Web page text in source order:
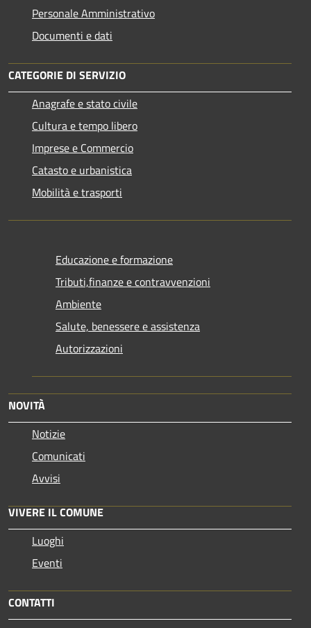
Personale Amministrativo
Documenti e dati
CATEGORIE DI SERVIZIO
Anagrafe e stato civile
Cultura e tempo libero
Imprese e Commercio
Catasto e urbanistica
Mobilità e trasporti
Educazione e formazione
Tributi,finanze e contravvenzioni
Ambiente
Salute, benessere e assistenza
Autorizzazioni
NOVITÀ
Notizie
Comunicati
Avvisi
VIVERE IL COMUNE
Luoghi
Eventi
CONTATTI